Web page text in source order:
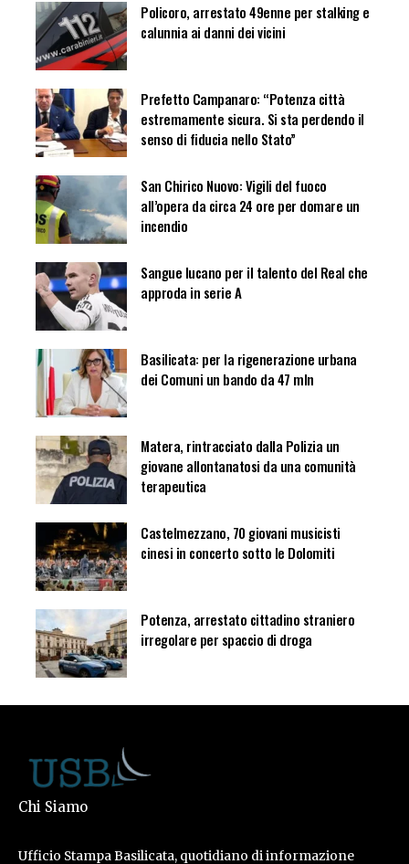
Policoro, arrestato 49enne per stalking e
calunnia ai danni dei vicini
Prefetto Campanaro: “Potenza città
estremamente sicura. Si sta perdendo il
senso di fiducia nello Stato”
San Chirico Nuovo: Vigili del fuoco
all’opera da circa 24 ore per domare un
incendio
Sangue lucano per il talento del Real che
approda in serie A
Basilicata: per la rigenerazione urbana
dei Comuni un bando da 47 mln
Matera, rintracciato dalla Polizia un
giovane allontanatosi da una comunità
terapeutica
Castelmezzano, 70 giovani musicisti
cinesi in concerto sotto le Dolomiti
Potenza, arrestato cittadino straniero
irregolare per spaccio di droga
Chi Siamo
Ufficio Stampa Basilicata, quotidiano di informazione